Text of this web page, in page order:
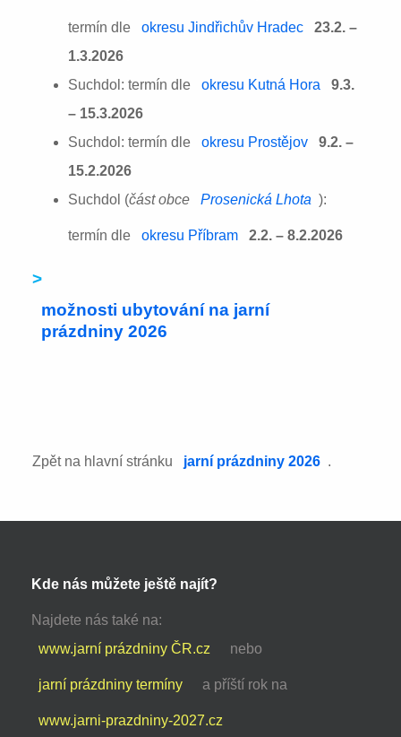
termín dle okresu Jindřichův Hradec
23.2. –
1.3.2026
Suchdol: termín dle
okresu Kutná Hora
9.3.
– 15.3.2026
Suchdol: termín dle
okresu Prostějov
9.2. –
15.2.2026
Suchdol (část obce Prosenická Lhota ):
termín dle okresu Příbram 2.2. – 8.2.2026
>
možnosti ubytování na jarní
prázdniny 2026
Zpět na hlavní stránku jarní prázdniny 2026 .
Kde nás můžete ještě najít?
Najdete nás také na:
www.jarní prázdniny ČR.cz
nebo
jarní prázdniny termíny a příští rok na
www.jarni-prazdniny-2027.cz